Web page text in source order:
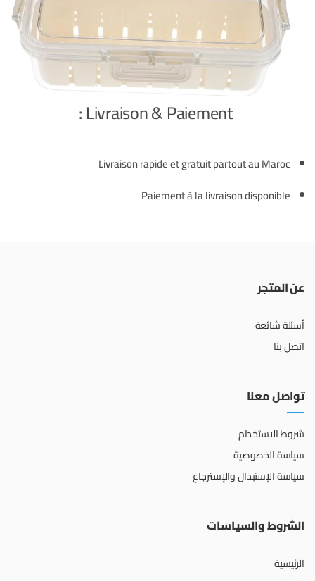
Livraison & Paiement :
Livraison rapide et gratuit partout au Maroc
Paiement à la livraison disponible
عن المتجر
أسئلة شائعة
اتصل بنا
تواصل معنا
شروط الاستخدام
سياسة الخصوصية
سياسة الإستبدال والإسترجاع
الشروط والسياسات
الرئيسية